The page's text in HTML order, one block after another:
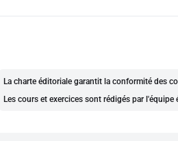
La charte éditoriale garantit la conformité des
Les cours et exercices sont rédigés par